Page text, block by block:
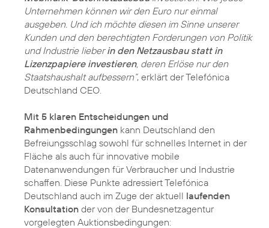
Unternehmen können wir den Euro nur einmal
ausgeben. Und ich möchte diesen im Sinne unserer
Kunden und den berechtigten Forderungen von Politik
und Industrie lieberin den Netzausbau statt in
Lizenzpapiere investieren, deren Erlöse nur den
Staatshaushalt aufbessern“, erklärt der Telefónica
Deutschland CEO.
Mit 5 klaren Entscheidungen und
Rahmenbedingungen kann Deutschland den
Befreiungsschlag sowohl für schnelles Internet in der
Fläche als auch für innovative mobile
Datenanwendungen für Verbraucher und Industrie
schaffen. Diese Punkte adressiert Telefónica
Deutschland auch im Zuge der aktuell laufenden
Konsultation der von der Bundesnetzagentur